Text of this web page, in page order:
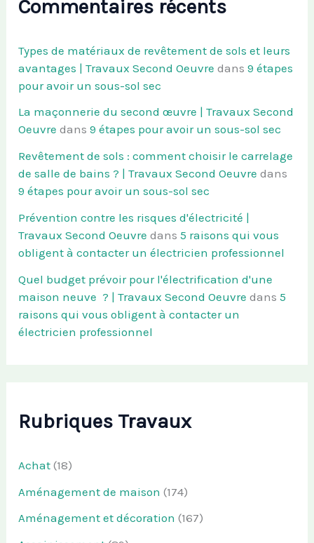
Commentaires récents
Types de matériaux de revêtement de sols et leurs
avantages | Travaux Second Oeuvre dans9 étapes
pour avoir un sous-sol sec
La maçonnerie du second œuvre | Travaux Second
Oeuvre dans9 étapes pour avoir un sous-sol sec
Revêtement de sols : comment choisir le carrelage
de salle de bains ? | Travaux Second Oeuvre dans
9 étapes pour avoir un sous-sol sec
Prévention contre les risques d'électricité |
Travaux Second Oeuvre dans5 raisons qui vous
obligent à contacter un électricien professionnel
Quel budget prévoir pour l'électrification d'une
maison neuve ? | Travaux Second Oeuvre dans5
raisons qui vous obligent à contacter un
électricien professionnel
Rubriques Travaux
Achat (18)
Aménagement de maison (174)
Aménagement et décoration (167)